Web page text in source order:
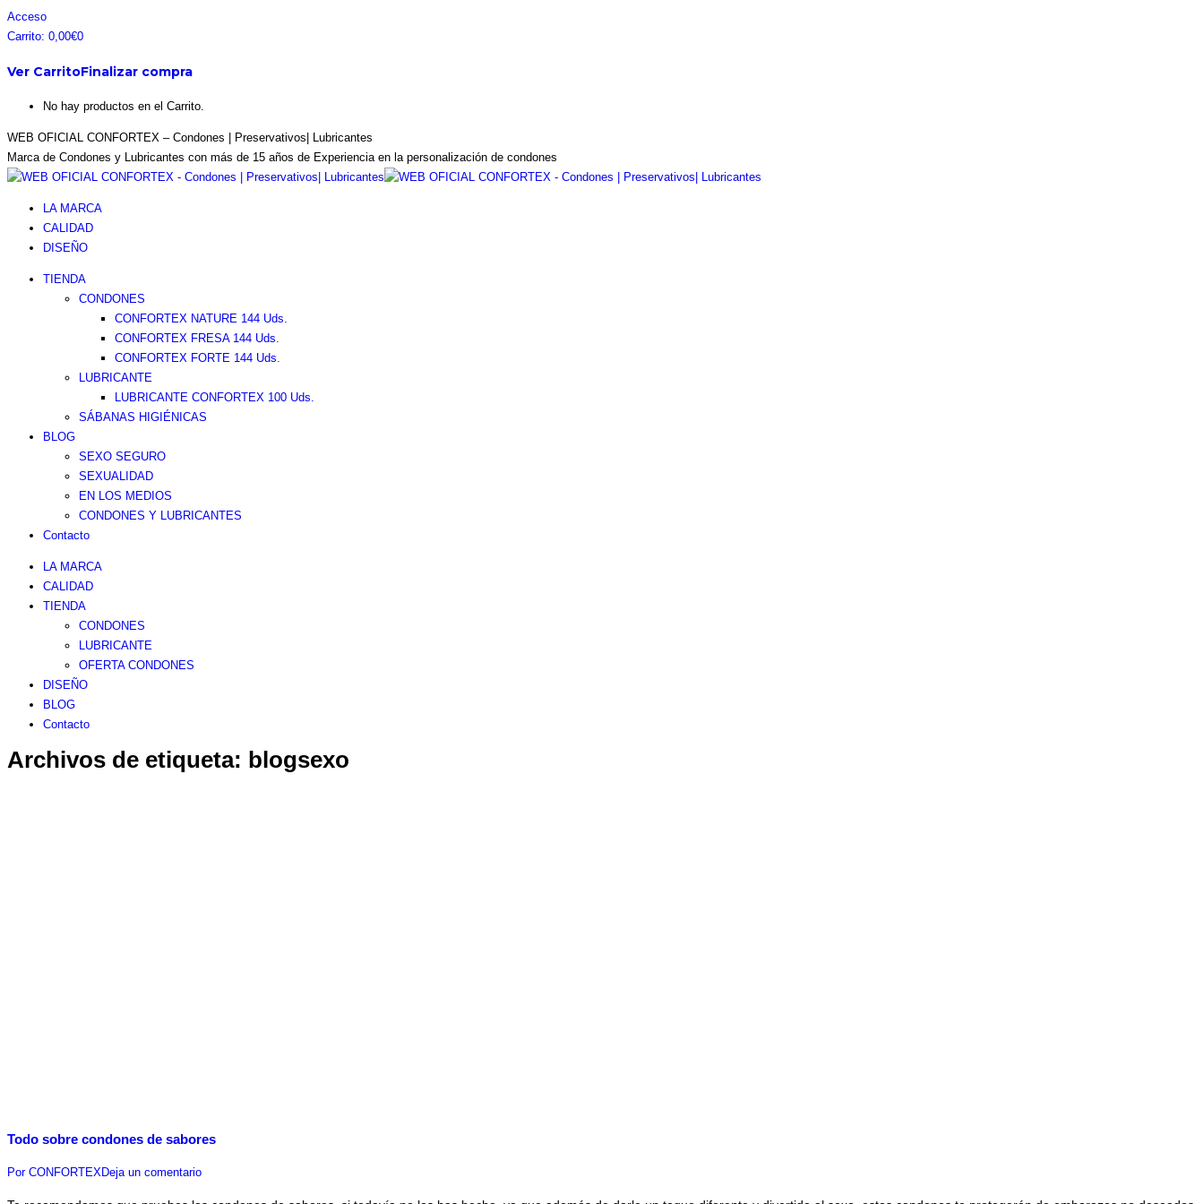
Saltar
al
Facebook
page
in
Instagram
page
in
Pinterest
page
in
Twitter
page
in
Acceso
Carrito: 0,00€0
Ver CarritoFinalizar compra
No hay productos en el Carrito.
WEB OFICIAL CONFORTEX – Condones | Preservativos| Lubricantes
Marca de Condones y Lubricantes con más de 15 años de Experiencia en la personalización de condones
LA MARCA
CALIDAD
DISEÑO
TIENDA
CONDONES
CONFORTEX NATURE 144 Uds.
CONFORTEX FRESA 144 Uds.
CONFORTEX FORTE 144 Uds.
LUBRICANTE
LUBRICANTE CONFORTEX 100 Uds.
SÁBANAS HIGIÉNICAS
BLOG
SEXO SEGURO
SEXUALIDAD
EN LOS MEDIOS
CONDONES Y LUBRICANTES
Contacto
LA MARCA
CALIDAD
TIENDA
CONDONES
LUBRICANTE
OFERTA CONDONES
DISEÑO
BLOG
Contacto
Archivos de etiqueta: blogsexo
Todo sobre condones de sabores
Por CONFORTEXDeja un comentario